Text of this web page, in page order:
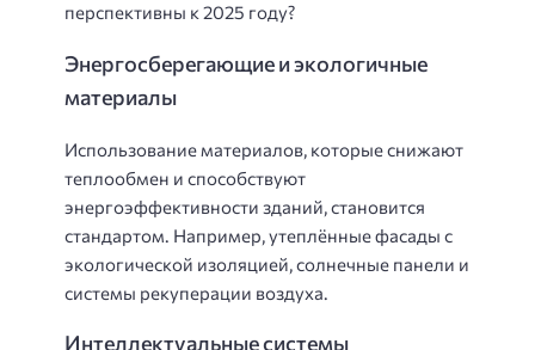
перспективны к 2025 году?
Энергосберегающие и экологичные
материалы
Использование материалов, которые снижают
теплообмен и способствуют
энергоэффективности зданий, становится
стандартом. Например, утеплённые фасады с
экологической изоляцией, солнечные панели и
системы рекуперации воздуха.
Интеллектуальные системы